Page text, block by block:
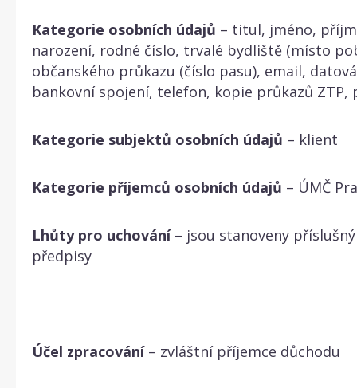
Kategorie osobních údajů – titul, jméno,
narození, rodné číslo, trvalé bydliště (místo
občanského průkazu (číslo pasu), email,
bankovní spojení, telefon, kopie průkazů ZTP,
Kategorie subjektů osobních údajů – klient
Kategorie příjemců osobních údajů – ÚMČ
Lhůty pro uchování– jsou stanoveny
předpisy
Účel zpracování– zvláštní příjemce důchodu